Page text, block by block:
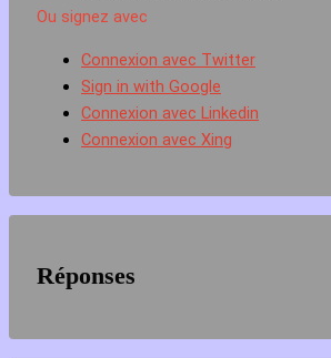
Ou signez avec
Connexion avec Twitter
Sign in with Google
Connexion avec Linkedin
Connexion avec Xing
Réponses